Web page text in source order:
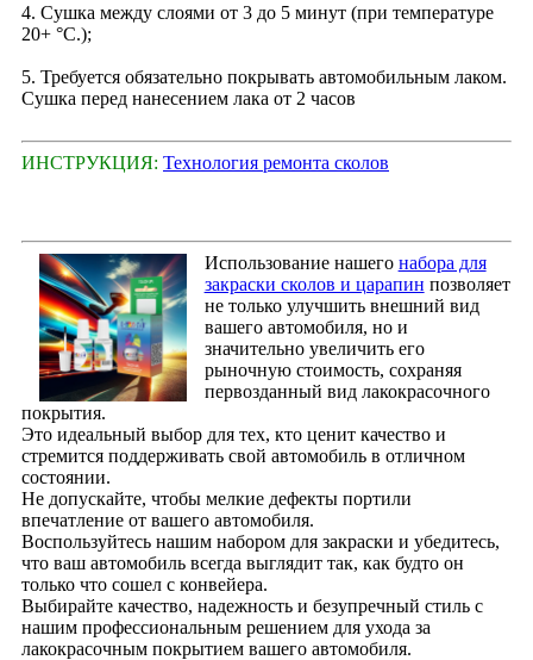
4. Сушка между слоями от 3 до 5 минут (при температуре
20+ °С.);
5. Требуется обязательно покрывать автомобильным лаком.
Сушка перед нанесением лака от 2 часов
ИНСТРУКЦИЯ: Технология ремонта сколов
Использование нашего набора для
закраски сколов и царапин позволяет
не только улучшить внешний вид
вашего автомобиля, но и
значительно увеличить его
рыночную стоимость, сохраняя
первозданный вид лакокрасочного
покрытия.
Это идеальный выбор для тех, кто ценит качество и
стремится поддерживать свой автомобиль в отличном
состоянии.
Не допускайте, чтобы мелкие дефекты портили
впечатление от вашего автомобиля.
Воспользуйтесь нашим набором для закраски и убедитесь,
что ваш автомобиль всегда выглядит так, как будто он
только что сошел с конвейера.
Выбирайте качество, надежность и безупречный стиль с
нашим профессиональным решением для ухода за
лакокрасочным покрытием вашего автомобиля.